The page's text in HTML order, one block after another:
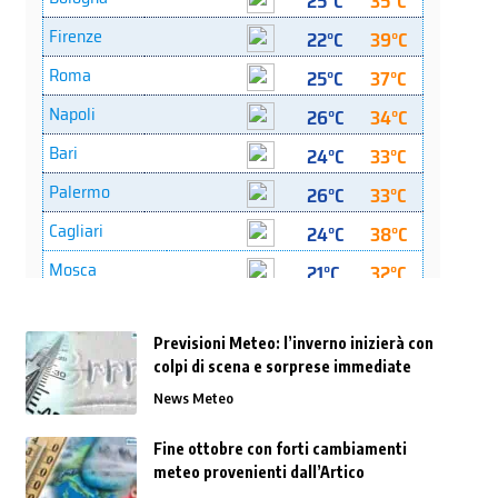
Previsioni Meteo: l’inverno inizierà con
colpi di scena e sorprese immediate
News Meteo
Fine ottobre con forti cambiamenti
meteo provenienti dall’Artico